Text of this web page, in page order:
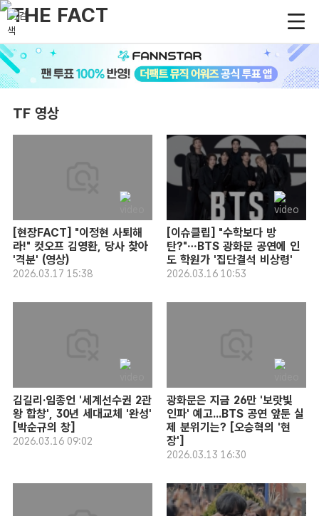
TF 영상
[현장FACT] "이정현 사퇴해
라!" 컷오프 김영환, 당사 찾아
'격분' (영상)
2026.03.17 15:38
[이슈클립] "수학보다 방
탄?"…BTS 광화문 공연에 인
도 학원가 '집단결석 비상령'
2026.03.16 10:53
김길리·임종언 '세계선수권 2관
왕 합창', 30년 세대교체 '완성'
[박순규의 창]
2026.03.16 09:02
광화문은 지금 26만 '보랏빛
인파' 예고...BTS 공연 앞둔 실
제 분위기는? [오승혁의 '현
장']
2026.03.13 16:30